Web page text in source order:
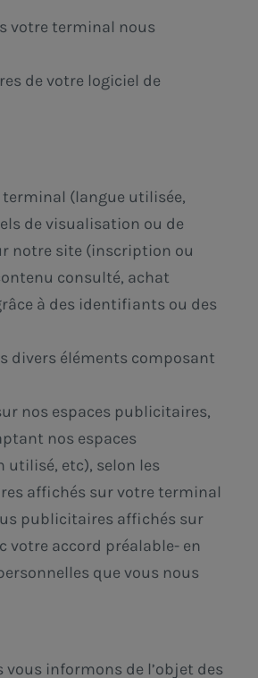
votre terminal nous
de votre logiciel de
(langue utilisée,
de visualisation ou de
notre site (inscription ou
consulté, achat
à des identifiants ou des
divers éléments composant
nos espaces publicitaires,
nos espaces
utilisé, etc), selon les
affichés sur votre terminal
publicitaires affichés sur
accord préalable- en
que vous nous
informons de l’objet des